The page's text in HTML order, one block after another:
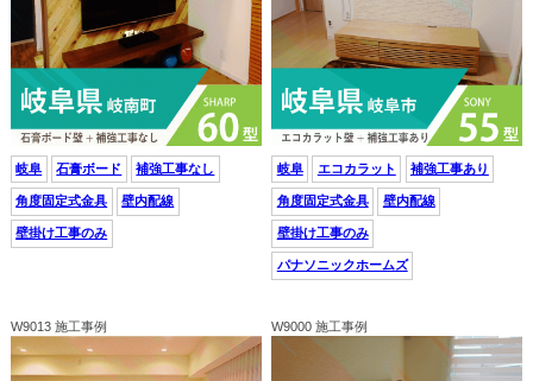
岐阜 石膏ボード 補強工事なし
角度固定式金具 壁内配線
壁掛け工事のみ
岐阜 エコカラット 補強工事あり
角度固定式金具 壁内配線
壁掛け工事のみ
パナソニックホームズ
W9013 施工事例 W9000 施工事例